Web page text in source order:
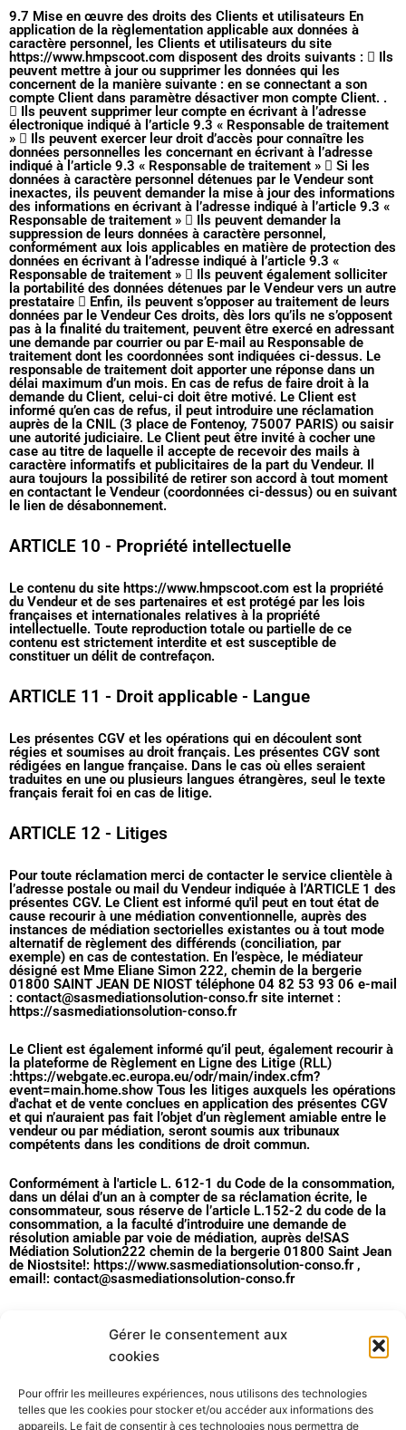
Gérer le consentement aux
cookies
Pour offrir les meilleures expériences, nous utilisons des technologies
telles que les cookies pour stocker et/ou accéder aux informations des
appareils. Le fait de consentir à ces technologies nous permettra de
9.7 Mise en œuvre des droits des Clients et utilisateurs En
application de la règlementation applicable aux données à
caractère personnel, les Clients et utilisateurs du site
https://www.hmpscoot.com disposent des droits suivants :  Ils
peuvent mettre à jour ou supprimer les données qui les
concernent de la manière suivante : en se connectant a son
compte Client dans paramètre désactiver mon compte Client. .
 Ils peuvent supprimer leur compte en écrivant à l’adresse
électronique indiqué à l’article 9.3 « Responsable de traitement
»  Ils peuvent exercer leur droit d’accès pour connaître les
données personnelles les concernant en écrivant à l’adresse
indiqué à l’article 9.3 « Responsable de traitement »  Si les
données à caractère personnel détenues par le Vendeur sont
inexactes, ils peuvent demander la mise à jour des informations
des informations en écrivant à l’adresse indiqué à l’article 9.3 «
Responsable de traitement »  Ils peuvent demander la
suppression de leurs données à caractère personnel,
conformément aux lois applicables en matière de protection des
données en écrivant à l’adresse indiqué à l’article 9.3 «
Responsable de traitement »  Ils peuvent également solliciter
la portabilité des données détenues par le Vendeur vers un autre
prestataire  Enfin, ils peuvent s’opposer au traitement de leurs
données par le Vendeur Ces droits, dès lors qu’ils ne s’opposent
pas à la finalité du traitement, peuvent être exercé en adressant
une demande par courrier ou par E-mail au Responsable de
traitement dont les coordonnées sont indiquées ci-dessus. Le
responsable de traitement doit apporter une réponse dans un
délai maximum d’un mois. En cas de refus de faire droit à la
demande du Client, celui-ci doit être motivé. Le Client est
informé qu’en cas de refus, il peut introduire une réclamation
auprès de la CNIL (3 place de Fontenoy, 75007 PARIS) ou saisir
une autorité judiciaire. Le Client peut être invité à cocher une
case au titre de laquelle il accepte de recevoir des mails à
caractère informatifs et publicitaires de la part du Vendeur. Il
aura toujours la possibilité de retirer son accord à tout moment
en contactant le Vendeur (coordonnées ci-dessus) ou en suivant
le lien de désabonnement.
ARTICLE 10 - Propriété intellectuelle
Le contenu du site https://www.hmpscoot.com est la propriété
du Vendeur et de ses partenaires et est protégé par les lois
françaises et internationales relatives à la propriété
intellectuelle. Toute reproduction totale ou partielle de ce
contenu est strictement interdite et est susceptible de
constituer un délit de contrefaçon.
ARTICLE 11 - Droit applicable - Langue
Les présentes CGV et les opérations qui en découlent sont
régies et soumises au droit français. Les présentes CGV sont
rédigées en langue française. Dans le cas où elles seraient
traduites en une ou plusieurs langues étrangères, seul le texte
français ferait foi en cas de litige.
ARTICLE 12 - Litiges
Pour toute réclamation merci de contacter le service clientèle à
l’adresse postale ou mail du Vendeur indiquée à l’ARTICLE 1 des
présentes CGV. Le Client est informé qu'il peut en tout état de
cause recourir à une médiation conventionnelle, auprès des
instances de médiation sectorielles existantes ou à tout mode
alternatif de règlement des différends (conciliation, par
exemple) en cas de contestation. En l’espèce, le médiateur
désigné est Mme Eliane Simon 222, chemin de la bergerie
01800 SAINT JEAN DE NIOST téléphone 04 82 53 93 06 e-mail
: contact@sasmediationsolution-conso.fr site internet :
https://sasmediationsolution-conso.fr
Le Client est également informé qu’il peut, également recourir à
la plateforme de Règlement en Ligne des Litige (RLL)
:https://webgate.ec.europa.eu/odr/main/index.cfm?
event=main.home.show Tous les litiges auxquels les opérations
d'achat et de vente conclues en application des présentes CGV
et qui n’auraient pas fait l’objet d’un règlement amiable entre le
vendeur ou par médiation, seront soumis aux tribunaux
compétents dans les conditions de droit commun.
Conformément à l'article L. 612-1 du Code de la consommation,
dans un délai d’un an à compter de sa réclamation écrite, le
consommateur, sous réserve de l’article L.152-2 du code de la
consommation, a la faculté d’introduire une demande de
résolution amiable par voie de médiation, auprès de!SAS
Médiation Solution222 chemin de la bergerie 01800 Saint Jean
de Niostsite!: https://www.sasmediationsolution-conso.fr ,
email!: contact@sasmediationsolution-conso.fr
INFORMATION
Mon compte